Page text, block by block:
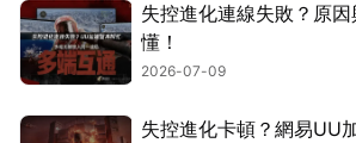
失控進化連線失敗？原
懂！
2026-07-09
失控進化卡頓？網易UU